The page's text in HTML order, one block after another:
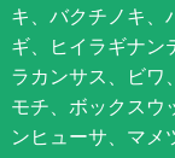
キ、バクチノキ、
ギ、ヒイラギナン
ラカンサス、ビワ
モチ、ボックスウ
ンヒューサ、マメ